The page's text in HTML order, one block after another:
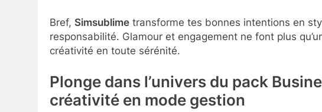
Bref, Simsublime transforme tes bonnes intentions en
responsabilité. Glamour et engagement ne font plus
créativité en toute sérénité.
Plonge dans l’univers du pack
créativité en mode gestion